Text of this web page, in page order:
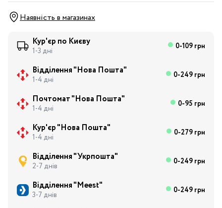
Наявність в магазинах
Кур'єр по Києву
1-3 дні 0-109 грн
Відділення "Нова Пошта"
1-4 дні 0-249 грн
Почтомат "Нова Пошта"
1-4 дні 0-95 грн
Кур'єр "Нова Пошта"
1-4 дні 0-279 грн
Відділення "Укрпошта"
2-7 днів 0-249 грн
Відділення "Meest"
3-7 днів 0-249 грн